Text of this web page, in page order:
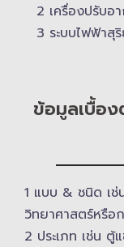
2 เครื่องปรับอ
3 ระบบไฟฟ้าสุ
ข้อมูลเบื้อ
1 แบบ & ​ชนิด เช่
วิทยาศาสตร์​หรือ
2 ประเภท เช่น